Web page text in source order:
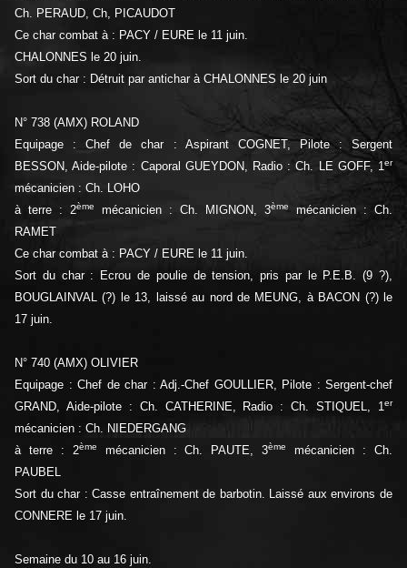
Ch. PERAUD, Ch, PICAUDOT
Ce char combat à : PACY / EURE le 11 juin.
CHALONNES le 20 juin.
Sort du char : Détruit par antichar à CHALONNES le 20 juin
N° 738 (AMX) ROLAND
Equipage : Chef de char : Aspirant COGNET, Pilote : Sergent
BESSON, Aide-pilote : Caporal GUEYDON, Radio : Ch. LE GOFF, 1er
mécanicien : Ch. LOHO
à terre : 2ème mécanicien : Ch. MIGNON, 3ème
mécanicien : Ch.
RAMET
Ce char combat à : PACY / EURE le 11 juin.
Sort du char : Ecrou de poulie de tension, pris par le P.E.B. (9 ?),
BOUGLAINVAL (?) le 13, laissé au nord de MEUNG, à BACON (?) le
17 juin.
N° 740 (AMX) OLIVIER
Equipage : Chef de char : Adj.-Chef GOULLIER, Pilote : Sergent-chef
GRAND, Aide-pilote : Ch. CATHERINE, Radio : Ch. STIQUEL, 1er
mécanicien : Ch. NIEDERGANG
à terre : 2ème mécanicien : Ch. PAUTE, 3ème
mécanicien : Ch.
PAUBEL
Sort du char : Casse entraînement de barbotin. Laissé aux environs de
CONNERE le 17 juin.
Semaine du 10 au 16 juin.